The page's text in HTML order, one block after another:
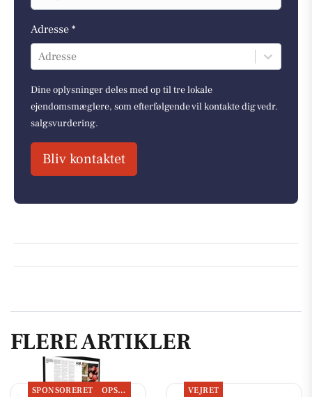
Adresse *
Adresse
Dine oplysninger deles med op til tre lokale
ejendomsmæglere, som efterfølgende vil kontakte dig vedr.
salgsvurdering.
Bliv kontaktet
FLERE ARTIKLER
SPONSORERET OPSLAGSTAVLEN VEJRET